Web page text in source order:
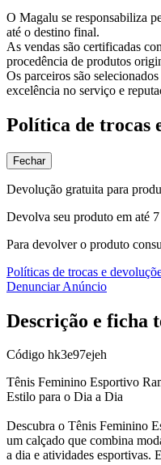
O Magalu se responsabiliza
até o destino final.
As vendas são certificadas
procedência de produtos
Os parceiros são
excelência no serviço e
Política de trocas
Fechar
Devolução gratuita para
Devolva seu produto em até
Para devolver o produto
Políticas de trocas e
Denunciar Anúncio
Descrição e ficha
Código hk3e97ejeh
Tênis Feminino Esportivo
Estilo para o Dia a Dia
Descubra o Tênis Feminino
um calçado que combina
a dia e atividades esportivas.